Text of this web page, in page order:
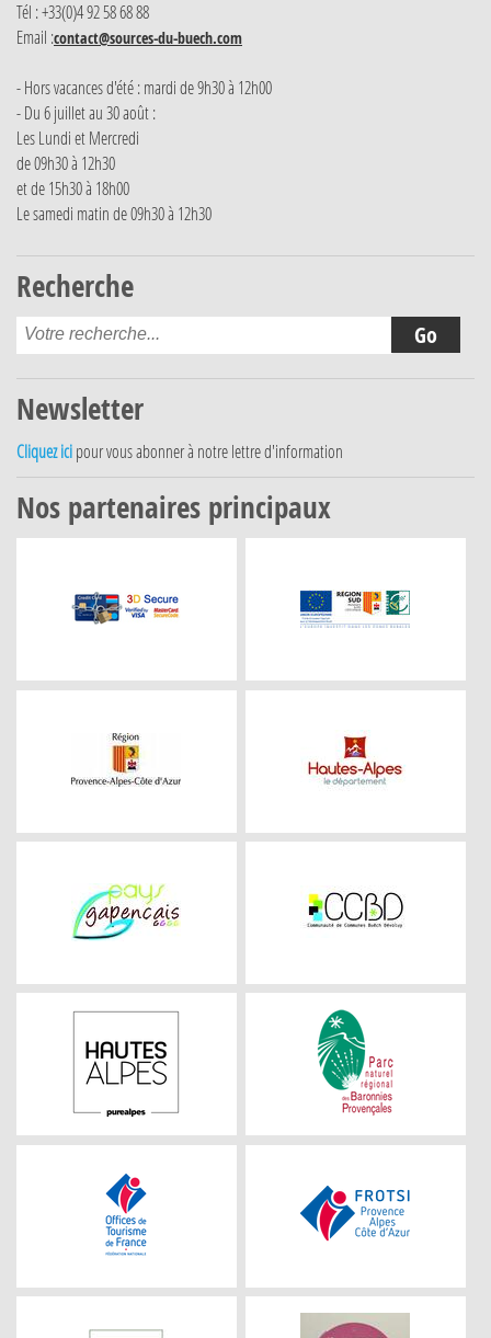
Tél : +33(0)4 92 58 68 88
Email :contact@sources-du-buech.com
- Hors vacances d'été : mardi de 9h30 à 12h00
- Du 6 juillet au 30 août :
Les Lundi et Mercredi
de 09h30 à 12h30
et de 15h30 à 18h00
Le samedi matin de 09h30 à 12h30
Recherche
Newsletter
Cliquez ici pour vous abonner à notre lettre d'information
Nos partenaires principaux